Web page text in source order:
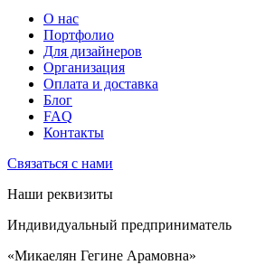
О нас
Портфолио
Для дизайнеров
Организация
Оплата и доставка
Блог
FAQ
Контакты
Связаться с нами
Наши реквизиты
Индивидуальный предприниматель
«Микаелян Гегине Арамовна»